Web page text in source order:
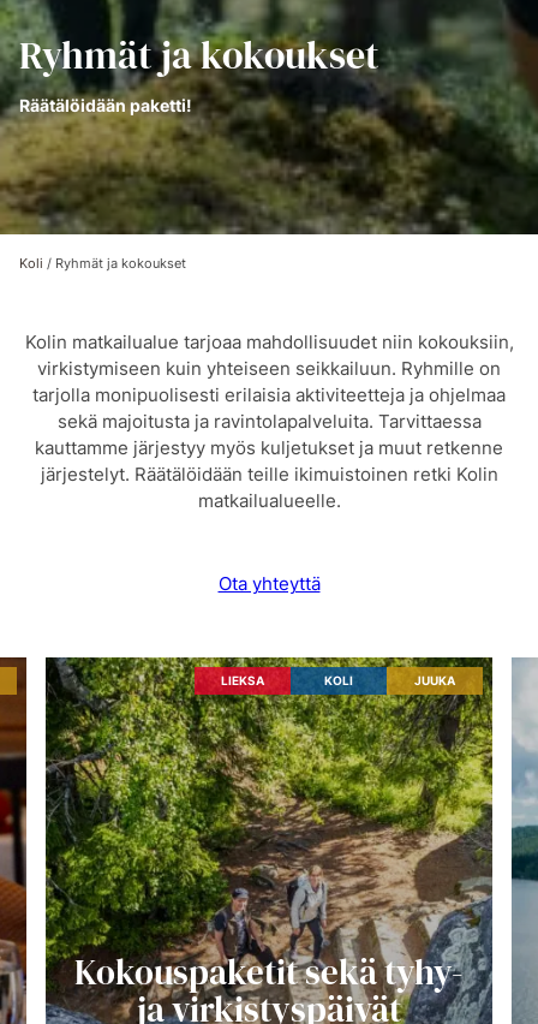
Ryhmät ja kokoukset
Räätälöidään paketti!
Koli / Ryhmät ja kokoukset
Kolin matkailualue tarjoaa mahdollisuudet niin kokouksiin,
virkistymiseen kuin yhteiseen seikkailuun. Ryhmille on
tarjolla monipuolisesti erilaisia aktiviteetteja ja ohjelmaa
sekä majoitusta ja ravintolapalveluita. Tarvittaessa
kauttamme järjestyy myös kuljetukset ja muut retkenne
järjestelyt. Räätälöidään teille ikimuistoinen retki Kolin
matkailualueelle.
Ota yhteyttä
LIEKSA KOLI JUUKA
Kokouspaketit sekä tyhy-
ja virkistyspäivät